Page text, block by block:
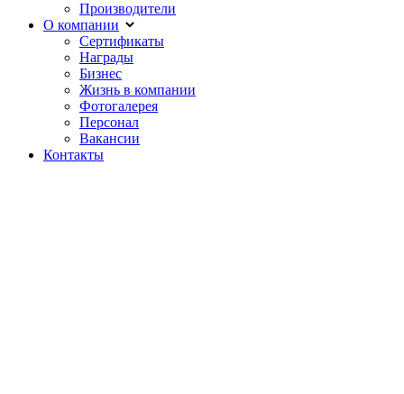
Производители
О компании
Сертификаты
Награды
Бизнес
Жизнь в компании
Фотогалерея
Персонал
Вакансии
Контакты